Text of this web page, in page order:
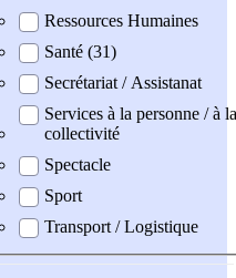
Ressources Humaines
Santé (31)
Secrétariat / Assistanat
Services à la personne / à la
collectivité
Spectacle
Sport
Transport / Logistique